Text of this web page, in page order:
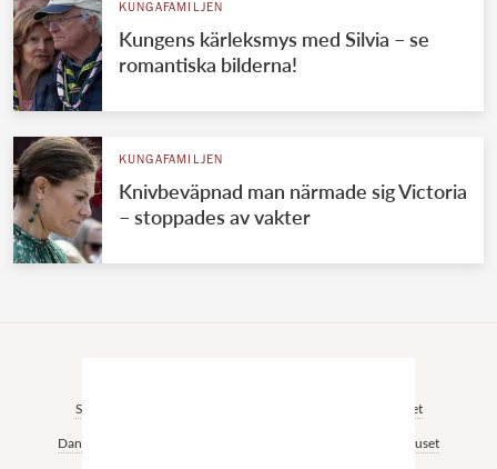
KUNGAFAMILJEN
Kungens kärleksmys med Silvia – se
romantiska bilderna!
KUNGAFAMILJEN
Knivbeväpnad man närmade sig Victoria
– stoppades av vakter
Svenska kungahuset Norska kungahuset
Danska kungahuset Nederländska kungahuset